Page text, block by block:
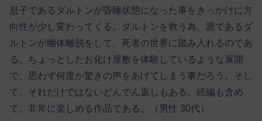
息子であるダルトンが昏睡状態になった事をきっかけに方
向性が少し変わってくる。ダルトンを救う為、親であるダ
ルトンが幽体離脱をして、死者の世界に踏み入れるのであ
る。ちょっとしたお化け屋敷を体験しているような展開
で、思わず何度か驚きの声をあげてしまう事だろう。そし
て、それだけではないどんでん返しもある。続編も含め
て、非常に楽しめる作品である。（男性 30代）